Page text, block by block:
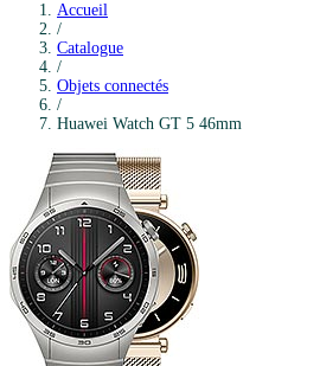
Accueil
/
Catalogue
/
Objets connectés
/
Huawei Watch GT 5 46mm